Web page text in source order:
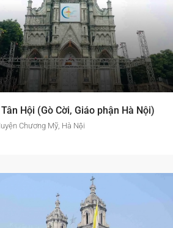
Hội (Gò Cời, Giáo phận Hà Nội)
Chương Mỹ, Hà Nội